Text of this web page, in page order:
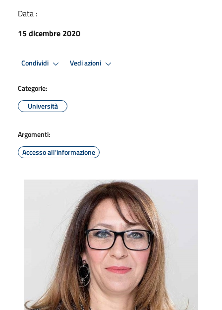
Data :
15 dicembre 2020
Condividi Vedi azioni
Categorie:
Università
Argomenti:
Accesso all'informazione